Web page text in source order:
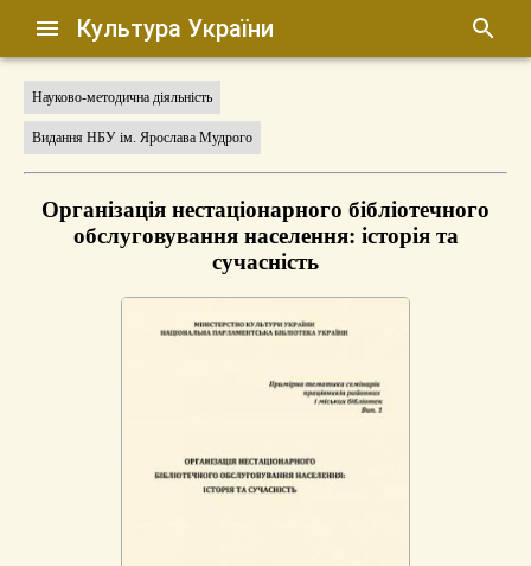
Культура України
Науково-методична діяльність
Видання НБУ ім. Ярослава Мудрого
Організація нестаціонарного бібліотечного
обслуговування населення: історія та
сучасність